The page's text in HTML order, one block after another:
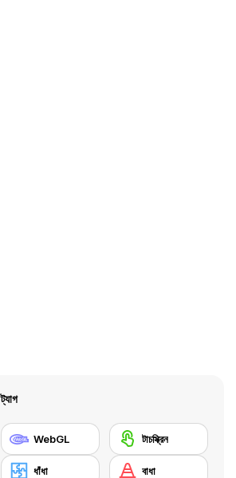
ট্যাগ
WebGL টাচস্ক্রিন
ধাঁধা বাধা